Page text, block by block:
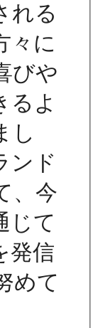
れる
々に
びや
るよ
し
ンド
、今
じて
発信
めて